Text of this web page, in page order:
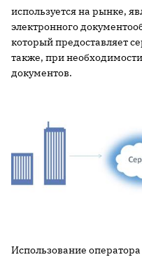
используется на рынке,
электронного
который предоставляет
также, при
документов.
Использование